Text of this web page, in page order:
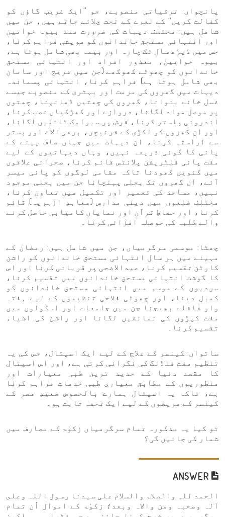
پانچواں: ترقیاتی منصوبے، جو ’’ایک غریب گاؤں کو
کفالت کریں‘‘ کے نعرے کے تحت چلائے جاتے ہیں، جن میں
شامل ہیں: مختلف دیہات کی ضرورت مند بیوہ خواتین
اور انتہائی مستحق خاندانوں کو مویشی فراہم کرنا،
جس میں ڈیڑھ سال تک چارہ اور بیمہ بھی شامل ہوتا ہے،
بیوہ خواتین، معذور افراد اور انتہائی مستحق
خاندانوں کو چھوٹے کھوکھے (جن میں فریج اور سامان
بھی شامل ہوتا ہے) فراہم کرنا، انتہائی پسماندہ
دیہات میں گھروں کی مرمت اور بہتری کے منصوبے جیسے
غسل خانے بنوانا، گھروں کی چھتیں ڈھانپنا، چھتوں
پر موصل مواد لگانا، دروازے اور کھڑکیاں نصب کرنا،
اندرونی پلستر کرنا، فرش پر سیرامک ٹائلیں لگانا،
اور ان گھروں کو لکڑی کے فرنیچر، برقی آلات اور بستر
سے آراستہ کرنا، ان دیہات میں جہاں صاف پینے کے
پانی کا کوئی ذریعہ نہیں، وہاں دیہاتیوں کے لیے
مفت پانی فلٹریشن پلانٹس قائم کرنا، صحرائی علاقوں
میں کنویں کھودنا تاکہ مقامی لوگوں کو پانی میسر
آئے، ان گھروں تک بجلی پہنچانا جن میں بجلی موجود
نہیں، مساجد کی تعمیر اور تکمیل میں تعاون کرنا،
مختلف ضلعوں میں دینی مدارس (معاہدِ ازہریہ) قائم
کرنا، اور حفاظِ قرآن اور نمایاں کامیابی حاصل کرنے
والے طلبہ کی حوصلہ افزائی کرنا۔
چھٹا: موسمی سرگرمیاں، جن میں شامل ہیں: رمضان کے
مہینے میں ہر سال انتہائی مستحق خاندانوں کو راشن
کارٹن تقسیم کرنا، عیدالاضحی پر قربانی کرنا اور اس
کا گوشت انتہائی مستحق خاندانوں میں تقسیم کرنا،
سردیوں کے موسم میں انتہائی مستحق خاندانوں کو
کمبل دینا، اور چھوٹی فلاحی تنظیموں کے لیے ہفتہ
وار قافلے بھیجنا جن میں جامعات اور اسکولوں میں
مفت کپڑوں کی نمائشیں لگانا اور راشن کی اشیاء
تقسیم کرنا۔
ساتواں: کینسر کے علاج کے لیے ایک اسپتال، جس کی یہ
تنظیم مفت فنڈنگ کی نگرانی کرتی ہے، اور اس اسپتال
کا مقصد دنیا کے جدید ترین طبی معیارات اور
منظوریوں کے مطابق معیاری طبی خدمات فراہم کرنا
ہے، تاکہ یہ اسپتال ہمارے بالخصوص صعیدِ مصر کے
کینسر کے مریضوں کے لیے ایک تحفہ ثابت ہو۔
تو کیا یہ مذکورہ تمام سرگرمیاں زکوٰۃ کے مصارف میں
شمار کی جائیں گی؟
الحمد للہ والصلاۃ والسلام علی سیدنا رسول اللہ وعلى
آلہ وصحبہ ومن والاہ وبعد؛ زکوٰۃ کے اموال اُن تمام